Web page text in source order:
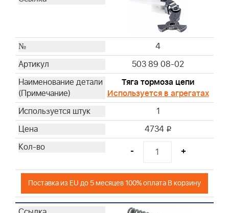
4
503 89 08-02
Тяга тормоза цепи
Используется в агрегатах
1
4734 i
- +
Поставка из EU до 5 месяцев 100% оплата В корзину